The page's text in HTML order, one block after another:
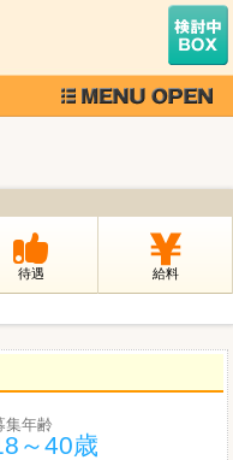
待遇 給料
集年齢
～40歳